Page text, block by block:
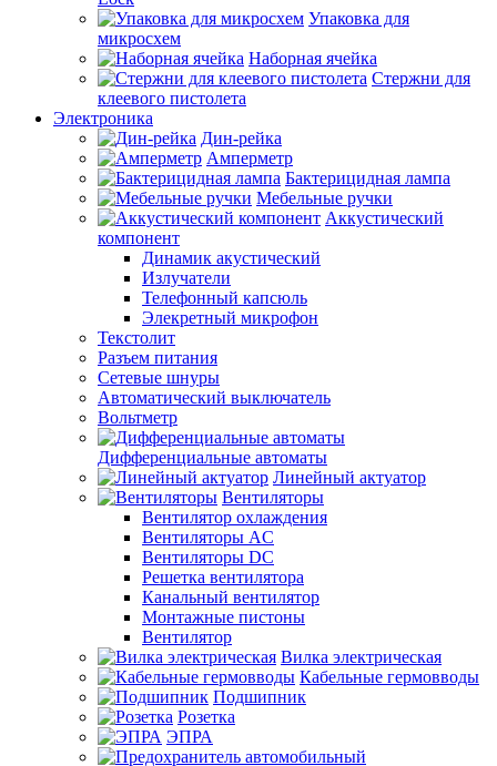
Упаковка для
микросхем
Наборная ячейка
Стержни для
клеевого пистолета
Электроника
Дин-рейка
Амперметр
Бактерицидная лампа
Мебельные ручки
Аккустический
компонент
Динамик акустический
Излучатели
Телефонный капсюль
Элекретный микрофон
Текстолит
Разъем питания
Сетевые шнуры
Автоматический выключатель
Вольтметр
Дифференциальные автоматы
Линейный актуатор
Вентиляторы
Вентилятор охлаждения
Вентиляторы AC
Вентиляторы DC
Решетка вентилятора
Канальный вентилятор
Монтажные пистоны
Вентилятор
Вилка электрическая
Кабельные гермовводы
Подшипник
Розетка
ЭПРА